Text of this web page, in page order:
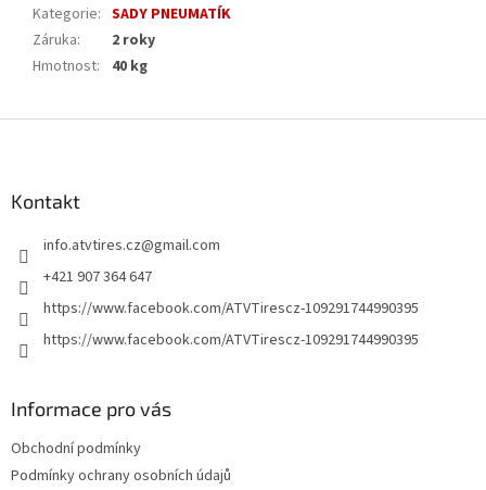
Kategorie: SADY PNEUMATÍK
Záruka:
2 roky
Hmotnost: 40 kg
Kontakt
info.atvtires.cz@gmail.com
+421 907 364 647
https://www.facebook.com/ATVTirescz-109291744990395
https://www.facebook.com/ATVTirescz-109291744990395
Informace pro vás
Obchodní podmínky
Podmínky ochrany osobních údajů